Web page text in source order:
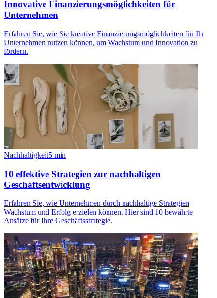
Innovative Finanzierungsmöglichkeiten für
Unternehmen
Erfahren Sie, wie Sie kreative Finanzierungsmöglichkeiten für Ihr
Unternehmen nutzen können, um Wachstum und Innovation zu
fördern.
Nachhaltigkeit5 min
10 effektive Strategien zur nachhaltigen
Geschäftsentwicklung
Erfahren Sie, wie Unternehmen durch nachhaltige Strategien
Wachstum und Erfolg erzielen können. Hier sind 10 bewährte
Ansätze für Ihre Geschäftsstrategie.